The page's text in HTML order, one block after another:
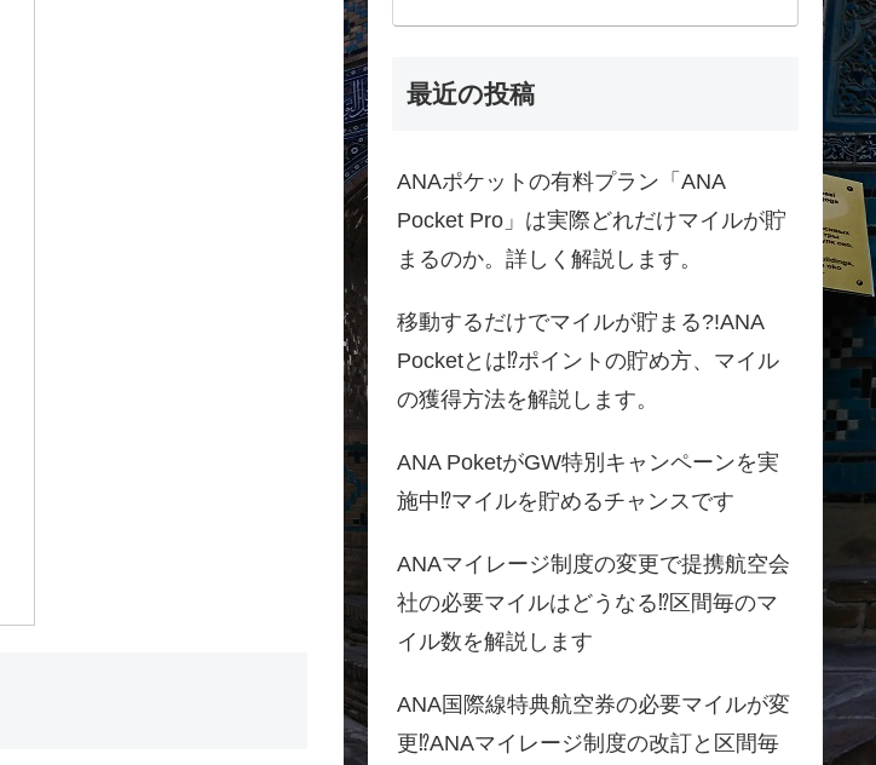
最近の投稿
ANAポケットの有料プラン「ANA
Pocket Pro」は実際どれだけマイルが貯
まるのか。詳しく解説します。
移動するだけでマイルが貯まる?!ANA
Pocketとは⁉ポイントの貯め方、マイル
の獲得方法を解説します。
ANA PoketがGW特別キャンペーンを実
施中⁉マイルを貯めるチャンスです
ANAマイレージ制度の変更で提携航空会
社の必要マイルはどうなる⁉区間毎のマ
イル数を解説します
ANA国際線特典航空券の必要マイルが変
更⁉ANAマイレージ制度の改訂と区間毎